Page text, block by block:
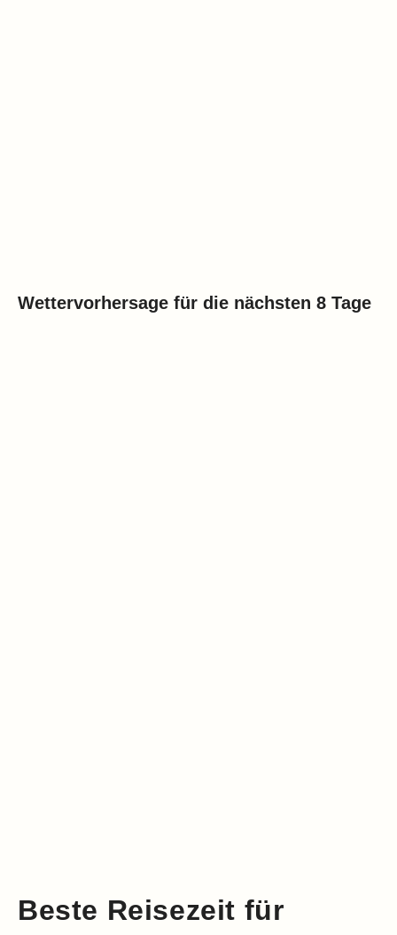
Wettervorhersage für die nächsten 8 Tage
Beste Reisezeit für